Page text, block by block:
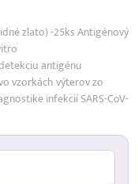
zlato) -25ks Antigénový
antigénu
vzorkách výterov zo
infekcií SARS-CoV-